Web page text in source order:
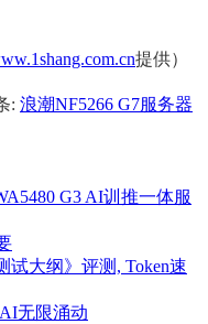
提供）
: 浪潮NF5266 G7服务器
G3 AI训推一体服
试大纲》评测, Token速
无限涌动